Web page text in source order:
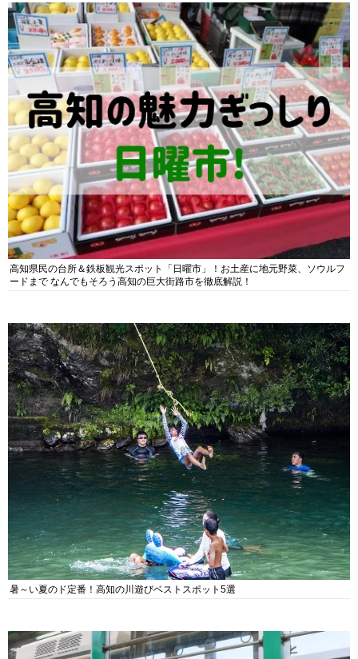
高知県民の台所＆鉄板観光スポット「日曜市」！お土産に地元野菜、ソウルフ
ードまで なんでもそろう高知の巨大街路市を徹底解説！
暑～い夏のド定番！高知の川遊びベストスポット5選